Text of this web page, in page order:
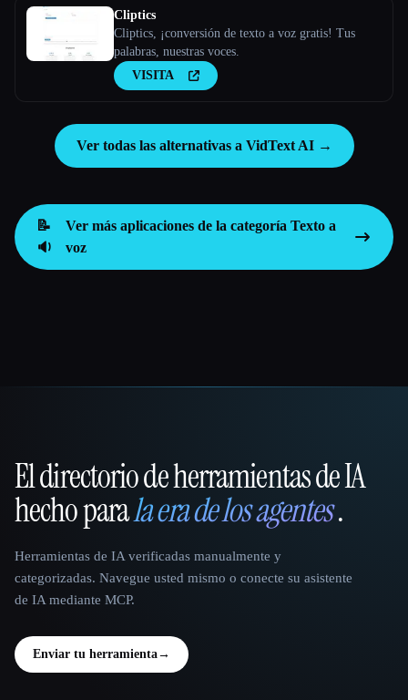
Cliptics
Cliptics, ¡conversión de texto a voz gratis! Tus
palabras, nuestras voces.
VISITA
Ver todas las alternativas a VidText AI →
📝
🔉
Ver más aplicaciones de la categoríaTexto a
voz
That AI Collection
El directorio de herramientas de IA
hecho parala era de los agentes.
Herramientas de IA verificadas manualmente y
categorizadas. Navegue usted mismo o conecte su asistente
de IA mediante MCP.
Enviar tu herramienta→